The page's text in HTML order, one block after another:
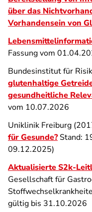
über das
Vorhandensein von
Fassung vom
Bundesinstitut für
glutenhaltige
gesundheitliche
vom 10.07.2026
Uniklinik Freiburg
für Gesunde?Stand:
09.12.2025)
Aktualisierte S2k-
Gesellschaft für
gültig bis 31.10.2026